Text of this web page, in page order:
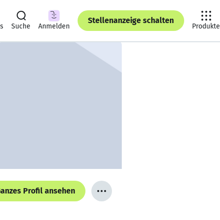
Suche Anmelden
Stellenanzeige schalten
Produkte
Profil ansehen